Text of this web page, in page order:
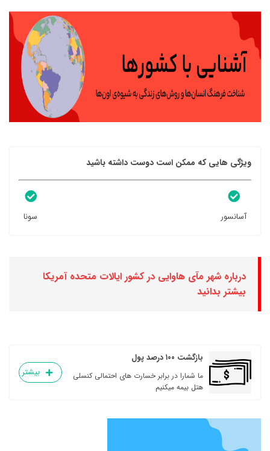
ویژگی هایی که ممکن است دوست داشته باشید
آسانسور سونا
درباره شهر مآی هاوایی در کشور ایالات متحده آمریکا
بیشتر بدانید
بازگشت ۱۰۰ درصد پول
ما شمارا در برابر خسارت های احتمالی کنسلی
هتل بیمه میکنیم
بیشتر